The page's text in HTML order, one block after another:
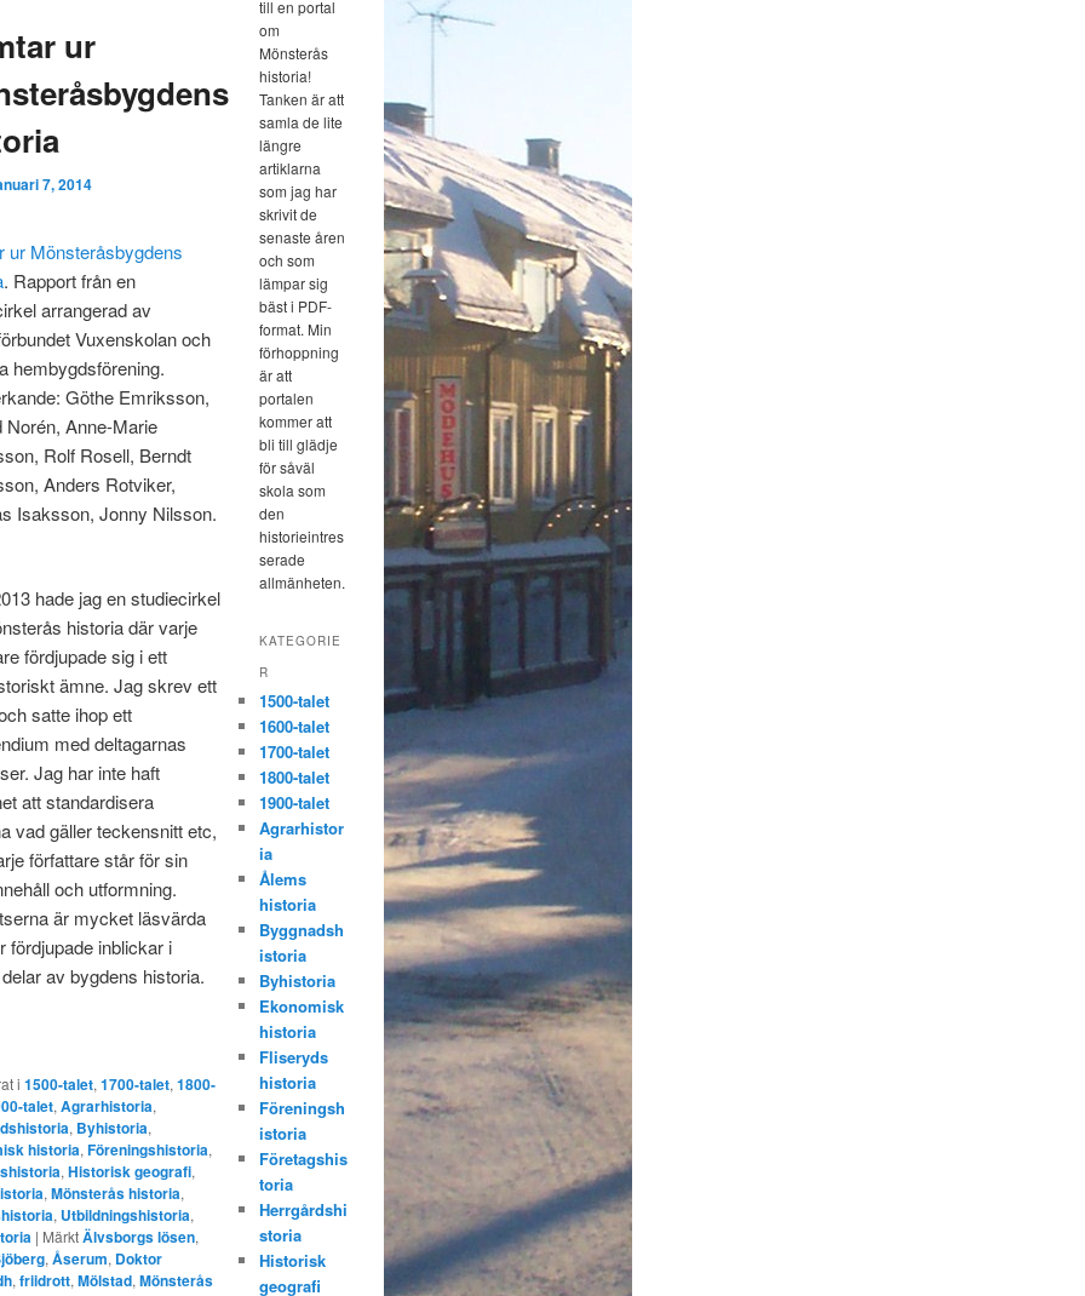
ur
7, 2014
ur Mönsteråsbygdens
. Rapport från en
arrangerad av
Vuxenskolan och
hembygdsförening.
Göthe Emriksson,
Norén, Anne-Marie
Rolf Rosell, Berndt
Anders Rotviker,
Isaksson, Jonny Nilsson.
hade jag en studiecirkel
historia där varje
fördjupade sig i ett
ämne. Jag skrev ett
satte ihop ett
med deltagarnas
Jag har inte haft
att standardisera
vad gäller teckensnitt etc,
författare står för sin
och utformning.
är mycket läsvärda
fördjupade inblickar i
av bygdens historia.
i 1500-talet,1700-talet,1800-
talet,Agrarhistoria,
, Byhistoria,
historia,Föreningshistoria,
,Historisk geografi,
,Mönsterås historia,
, Utbildningshistoria,
| MärktÄlvsborgs lösen,
,Åserum, Doktor
,friidrott,Mölstad,Mönsterås
till en portal
om
Mönsterås
historia!
Tanken är att
samla de lite
längre
artiklarna
som jag har
skrivit de
senaste åren
och som
lämpar sig
bäst i PDF-
format. Min
förhoppning
är att
portalen
kommer att
bli till glädje
för såväl
skola som
den
historieintres
serade
allmänheten.
KATEGORIE
R
1500-talet
1600-talet
1700-talet
1800-talet
1900-talet
Agrarhistor
ia
Ålems
historia
Byggnadsh
istoria
Byhistoria
Ekonomisk
historia
Fliseryds
historia
Föreningsh
istoria
Företagshis
toria
Herrgårdshi
storia
Historisk
geografi